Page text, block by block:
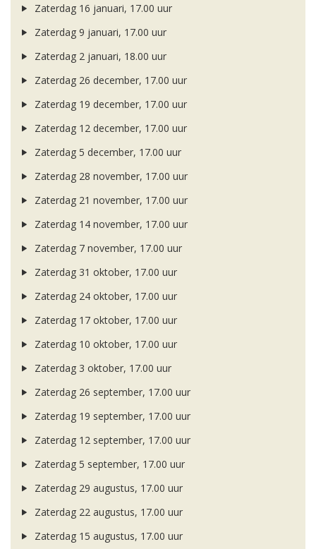
Zaterdag 16 januari, 17.00 uur
Zaterdag 9 januari, 17.00 uur
Zaterdag 2 januari, 18.00 uur
Zaterdag 26 december, 17.00 uur
Zaterdag 19 december, 17.00 uur
Zaterdag 12 december, 17.00 uur
Zaterdag 5 december, 17.00 uur
Zaterdag 28 november, 17.00 uur
Zaterdag 21 november, 17.00 uur
Zaterdag 14 november, 17.00 uur
Zaterdag 7 november, 17.00 uur
Zaterdag 31 oktober, 17.00 uur
Zaterdag 24 oktober, 17.00 uur
Zaterdag 17 oktober, 17.00 uur
Zaterdag 10 oktober, 17.00 uur
Zaterdag 3 oktober, 17.00 uur
Zaterdag 26 september, 17.00 uur
Zaterdag 19 september, 17.00 uur
Zaterdag 12 september, 17.00 uur
Zaterdag 5 september, 17.00 uur
Zaterdag 29 augustus, 17.00 uur
Zaterdag 22 augustus, 17.00 uur
Zaterdag 15 augustus, 17.00 uur